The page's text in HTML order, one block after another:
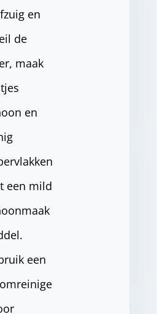
en
de
maak
en
een mild
een